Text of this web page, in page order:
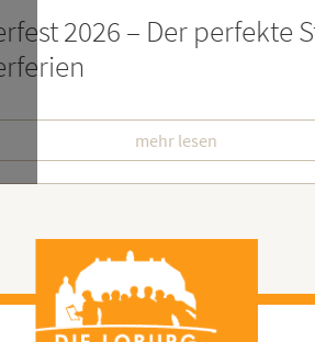
2026 – Der perfekte
mehr lesen